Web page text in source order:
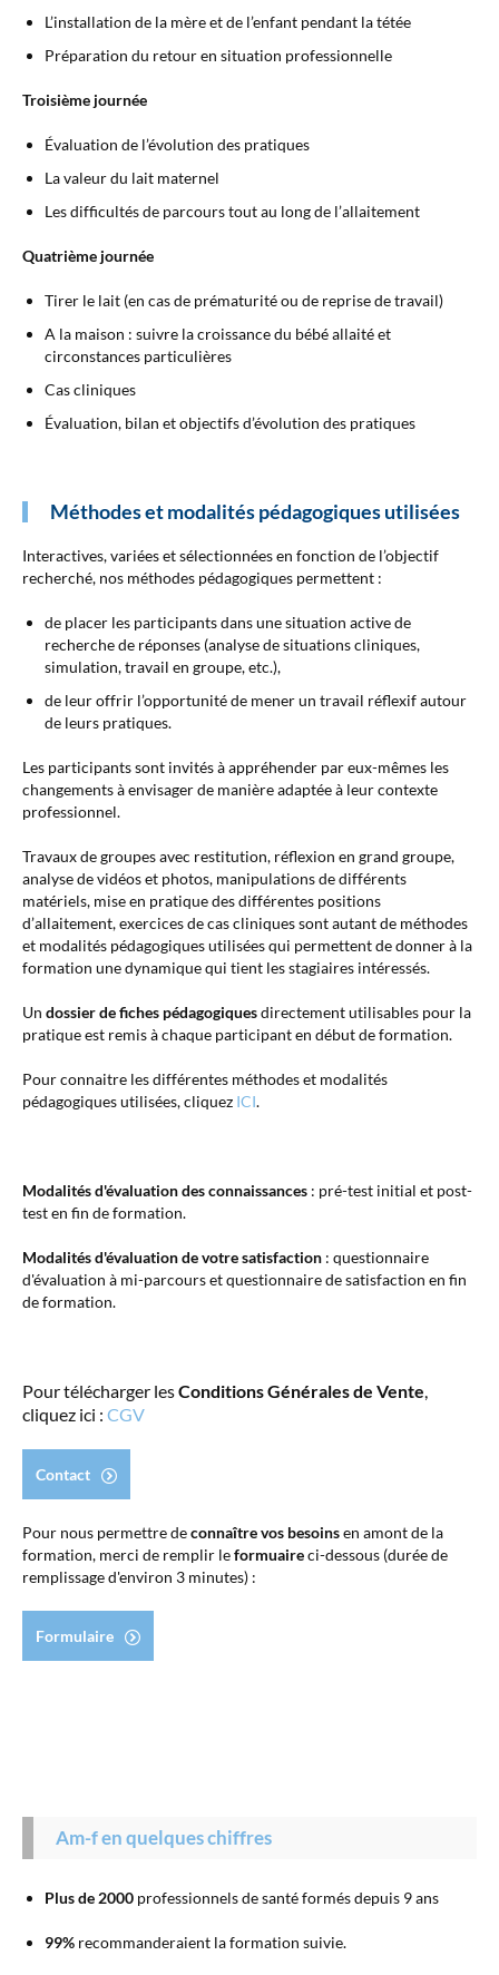
L’installation de la mère et de l’enfant pendant la tétée
Préparation du retour en situation professionnelle
Troisième journée
Évaluation de l’évolution des pratiques
La valeur du lait maternel
Les difficultés de parcours tout au long de l’allaitement
Quatrième journée
Tirer le lait (en cas de prématurité ou de reprise de travail)
A la maison : suivre la croissance du bébé allaité et
circonstances particulières
Cas cliniques
Évaluation, bilan et objectifs d’évolution des pratiques
Méthodes et modalités pédagogiques utilisées
Interactives, variées et sélectionnées en fonction de l’objectif
recherché, nos méthodes pédagogiques permettent :
de placer les participants dans une situation active de
recherche de réponses (analyse de situations cliniques,
simulation, travail en groupe, etc.),
de leur offrir l’opportunité de mener un travail réflexif autour
de leurs pratiques.
Les participants sont invités à appréhender par eux-mêmes les
changements à envisager de manière adaptée à leur contexte
professionnel.
Travaux de groupes avec restitution, réflexion en grand groupe,
analyse de vidéos et photos, manipulations de différents
matériels, mise en pratique des différentes positions
d’allaitement, exercices de cas cliniques sont autant de méthodes
et modalités pédagogiques utilisées qui permettent de donner à la
formation une dynamique qui tient les stagiaires intéressés.
Un dossier de fiches pédagogiquesdirectement utilisables pour la
pratique est remis à chaque participant en début de formation.
Pour connaitre les différentes méthodes et modalités
pédagogiques utilisées, cliquez ICI.
Modalités d'évaluation des connaissances : pré-test initial et post-
test en fin de formation.
Modalités d'évaluation de votre satisfaction : questionnaire
d'évaluation à mi-parcours et questionnaire de satisfaction en fin
de formation.
Pour télécharger lesConditions Générales de Vente,
cliquez ici : CGV
Contact
Pour nous permettre deconnaître vos besoinsen amont de la
formation, merci de remplir leformuaireci-dessous (durée de
remplissage d'environ 3 minutes) :
Formulaire
Am-f en quelques chiffres
Plus de 2000 professionnels de santé formés depuis 9 ans
99% recommanderaient la formation suivie.